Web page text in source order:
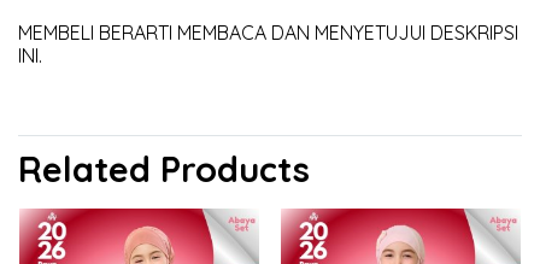
MEMBELI BERARTI MEMBACA DAN MENYETUJUI DESKRIPSI
INI.
Related Products